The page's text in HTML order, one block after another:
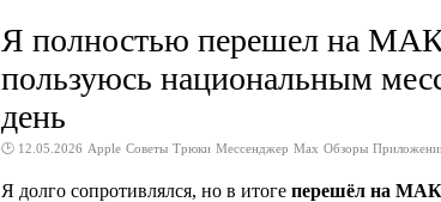
Я полностью перешел на
пользуюсь национальным
день
🕑 12.05.2026 Apple Советы Трюки Мессенджер Max Обзоры
Я долго сопротивлялся, но в итоге перешёл на